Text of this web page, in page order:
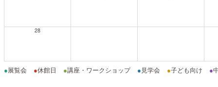
28
●展覧会 ●休館日 ●講座・ワークショップ ● 見学会 ●子ども向け ●